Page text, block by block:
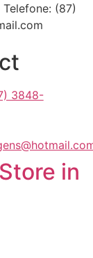
(87)
3848-
Store in